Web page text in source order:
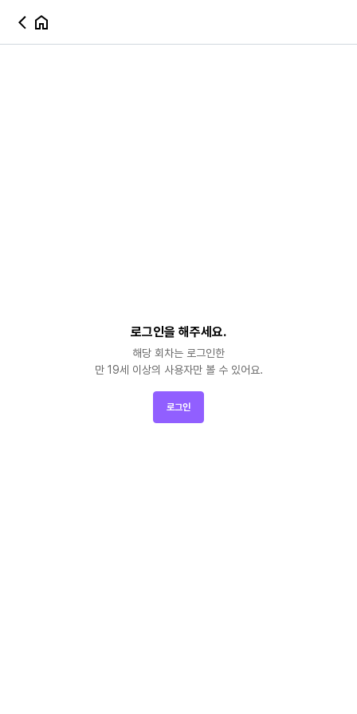
로그인을 해주세요.
해당 회차는 로그인한
만 19세 이상의 사용자만 볼 수 있어요.
로그인